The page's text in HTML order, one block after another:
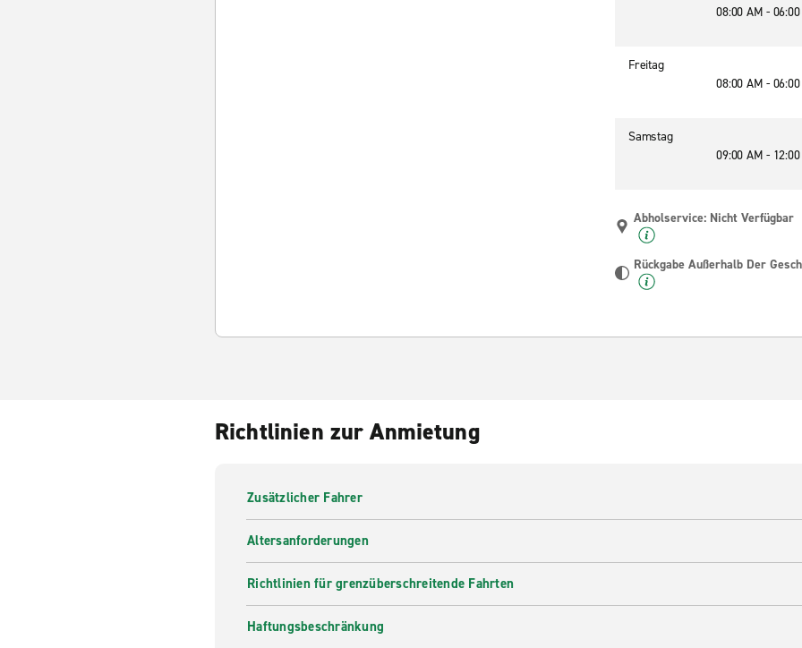
08:00 AM -
Freitag
08:00 AM -
Samstag
09:00 AM -
Abholservice: Nicht Verfügbar
Rückgabe Außerhalb Der
Richtlinien zur Anmietung
Zusätzlicher Fahrer
Altersanforderungen
Richtlinien für grenzüberschreitende Fahrten
Haftungsbeschränkung